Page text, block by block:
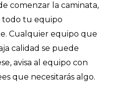
comenzar la caminata,
todo tu equipo
Cualquier equipo que
calidad se puede
avisa al equipo con
que necesitarás algo.